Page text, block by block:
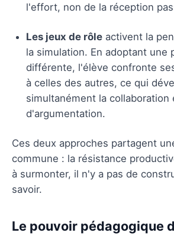
l'effort, non de la réception
Les jeux de rôle activent la
la simulation. En adoptant une
différente, l'élève confronte
à celles des autres, ce qui
simultanément la collaboration
d'argumentation.
Ces deux approches partagent
commune : la résistance
à surmonter, il n'y a pas de
savoir.
Le pouvoir pédagogique